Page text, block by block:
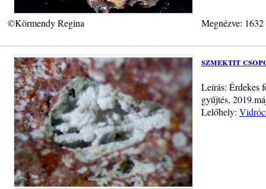
©Körmendy Regina Megnézve:
szmektit
Leírás: Érdekes
gyűjtés,
Lelőhely: